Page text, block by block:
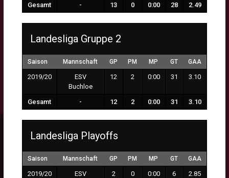
Gesamt - 13 0 0:00 28 2.49
Landesliga Gruppe 2
Saison Mannschaft GP PM MP GT GAA
2019/20
ESV
Buchloe
12 2 0:00 31 3.10
Gesamt - 12 2 0:00 31 3.10
Landesliga Playoffs
Saison Mannschaft GP PM MP GT GAA
2019/20
ESV
2 0 0:00 6 2.85